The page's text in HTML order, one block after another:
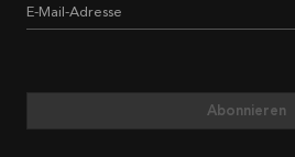
E-Mail-Adresse
Abonnieren